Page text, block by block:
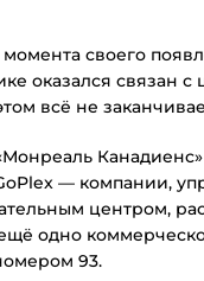
момента своего
оказался связан с
всё не
— компании,
центром,
одно
93.